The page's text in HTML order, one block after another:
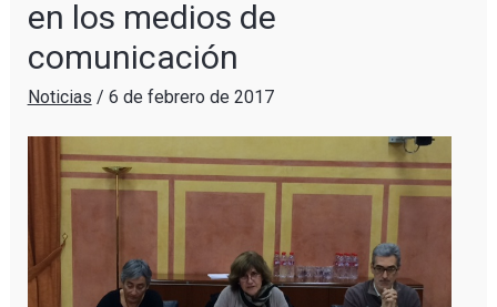
en los medios de
comunicación
Noticias / 6 de febrero de 2017